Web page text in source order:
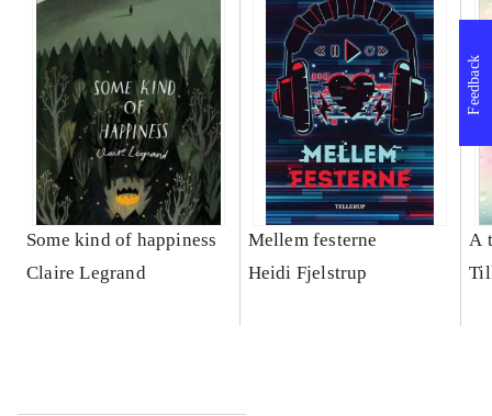
Some kind of happiness
Claire Legrand
Mellem festerne
Heidi Fjelstrup
A
Feedback